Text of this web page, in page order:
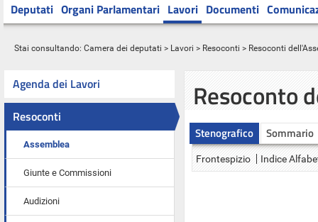
Deputati Organi Parlamentari Lavori Documenti
Stai consultando: Camera dei deputati > Lavori > Resoconti > Resoconti
Agenda dei Lavori
Resoconti
Assemblea
Giunte e Commissioni
Audizioni
Resoconto
Stenografico Sommario
Frontespizio Indice